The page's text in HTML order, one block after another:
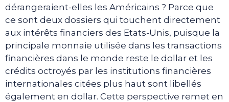
dérangeraient-elles les Américains ? Parce que
ce sont deux dossiers qui touchent directement
aux intérêts financiers des Etats-Unis, puisque la
principale monnaie utilisée dans les transactions
financières dans le monde reste le dollar et les
crédits octroyés par les institutions financières
internationales citées plus haut sont libellés
également en dollar. Cette perspective remet en